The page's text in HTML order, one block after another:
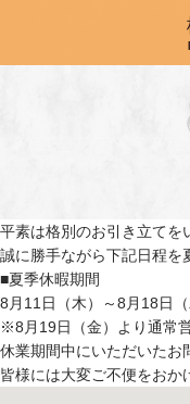
平素は格別のお引き立てを
誠に勝手ながら下記日程を
■夏季休暇期間
8月11日（木）～8月18日（
※8月19日（金）より通常
休業期間中にいただいたお
皆様には大変ご不便をおか